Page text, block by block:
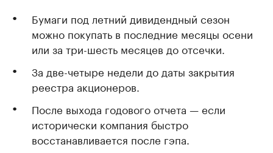
Бумаги под летний дивидендный сезон
можно покупать в последние месяцы осени
или за три-шесть месяцев до отсечки.
За две-четыре недели до даты закрытия
реестра акционеров.
После выхода годового отчета — если
исторически компания быстро
восстанавливается после гэпа.